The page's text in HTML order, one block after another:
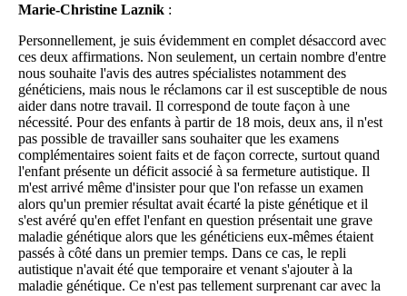
Marie-Christine Laznik :
Personnellement, je suis évidemment en complet désaccord avec
ces deux affirmations. Non seulement, un certain nombre d'entre
nous souhaite l'avis des autres spécialistes notamment des
généticiens, mais nous le réclamons car il est susceptible de nous
aider dans notre travail. Il correspond de toute façon à une
nécessité. Pour des enfants à partir de 18 mois, deux ans, il n'est
pas possible de travailler sans souhaiter que les examens
complémentaires soient faits et de façon correcte, surtout quand
l'enfant présente un déficit associé à sa fermeture autistique. Il
m'est arrivé même d'insister pour que l'on refasse un examen
alors qu'un premier résultat avait écarté la piste génétique et il
s'est avéré qu'en effet l'enfant en question présentait une grave
maladie génétique alors que les généticiens eux-mêmes étaient
passés à côté dans un premier temps. Dans ce cas, le repli
autistique n'avait été que temporaire et venant s'ajouter à la
maladie génétique. Ce n'est pas tellement surprenant car avec la